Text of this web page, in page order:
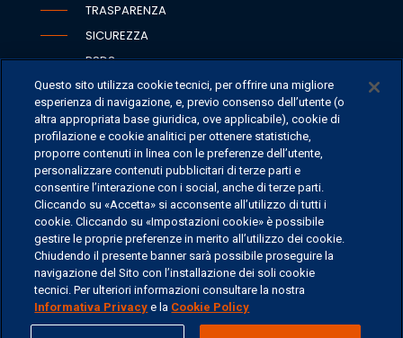
TRASPARENZA
SICUREZZA
PSD2
ACCESSIBILITÀ
SEDI
CONTATTI
CONTATTI PER I MEDIA
FAQ
LAVORA CON NOI
Questo sito utilizza cookie tecnici, per offrire una migliore
esperienza di navigazione, e, previo consenso dell’utente (o
altra appropriata base giuridica, ove applicabile), cookie di
profilazione e cookie analitici per ottenere statistiche,
proporre contenuti in linea con le preferenze dell’utente,
personalizzare contenuti pubblicitari di terze parti e
consentire l’interazione con i social, anche di terze parti.
Cliccando su «Accetta» si acconsente all’utilizzo di tutti i
cookie. Cliccando su «Impostazioni cookie» è possibile
gestire le proprie preferenze in merito all’utilizzo dei cookie.
Chiudendo il presente banner sarà possibile proseguire la
navigazione del Sito con l’installazione dei soli cookie
tecnici. Per ulteriori informazioni consultare la nostra
Informativa Privacy e la Cookie Policy